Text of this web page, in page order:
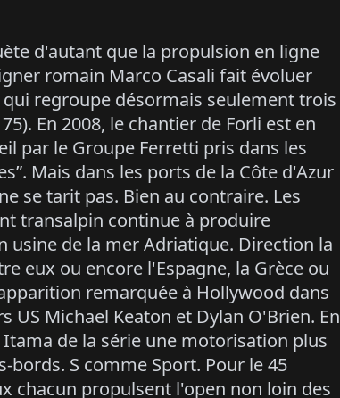
d'autant que la propulsion en ligne
romain Marco Casali fait évoluer
regroupe désormais seulement trois
En 2008, le chantier de Forli est en
par le Groupe Ferretti pris dans les
Mais dans les ports de la Côte d'Azur
se tarit pas. Bien au contraire. Les
transalpin continue à produire
usine de la mer Adriatique. Direction la
eux ou encore l'Espagne, la Grèce ou
remarquée à Hollywood dans
US Michael Keaton et Dylan O'Brien. En
Itama de la série une motorisation plus
S comme Sport. Pour le 45
chacun propulsent l'open non loin des